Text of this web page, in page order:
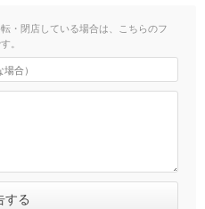
・閉店している場合は、こちらのフ
。